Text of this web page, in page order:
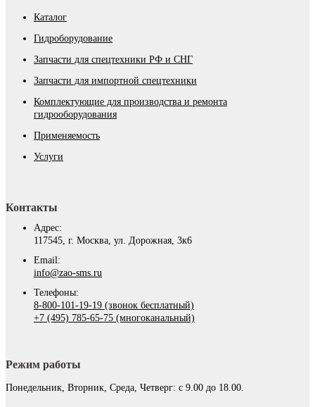
Каталог
Гидроборудование
Запчасти для спецтехники РФ и СНГ
Запчасти для импортной спецтехники
Комплектующие для производства и ремонта
гидрооборудования
Применяемость
Услуги
Контакты
Адрес:
117545, г. Москва, ул. Дорожная, 3к6
Email:
info@zao-sms.ru
Телефоны:
8-800-101-19-19 (звонок бесплатный)
+7 (495) 785-65-75 (многоканальный)
Режим работы
Понедельник, Вторник, Среда, Четверг: с 9.00 до 18.00.